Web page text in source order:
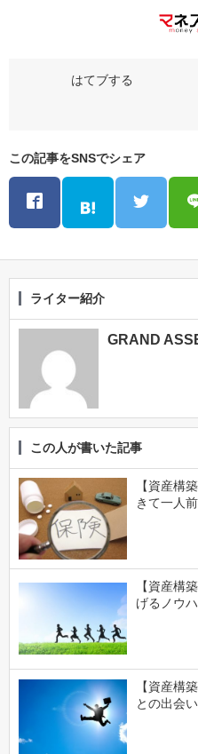
この記事をSNSでシェア
ライター紹介
GRAND
この人が書いた記事
【資産構
きて一人前
【資産構
げるノウ
【資産構
との出会